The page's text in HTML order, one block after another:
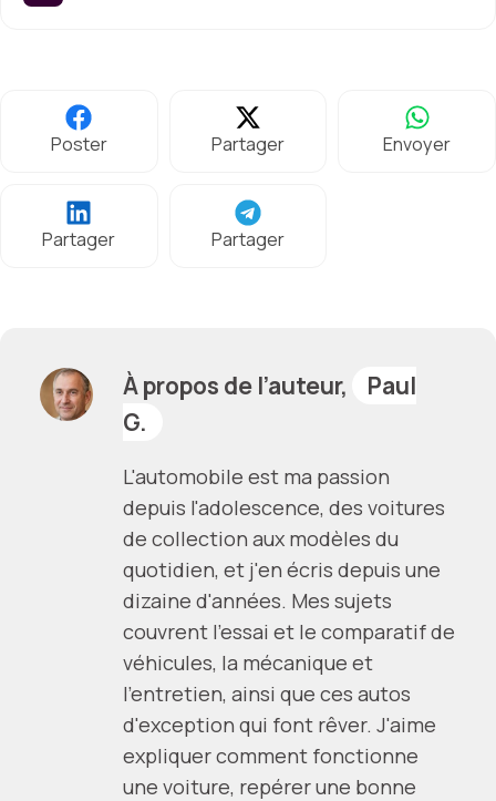
Poster Partager Envoyer
Partager Partager
À propos de l’auteur,
Paul
G.
L'automobile est ma passion
depuis l'adolescence, des voitures
de collection aux modèles du
quotidien, et j'en écris depuis une
dizaine d'années. Mes sujets
couvrent l'essai et le comparatif de
véhicules, la mécanique et
l'entretien, ainsi que ces autos
d'exception qui font rêver. J'aime
expliquer comment fonctionne
une voiture, repérer une bonne